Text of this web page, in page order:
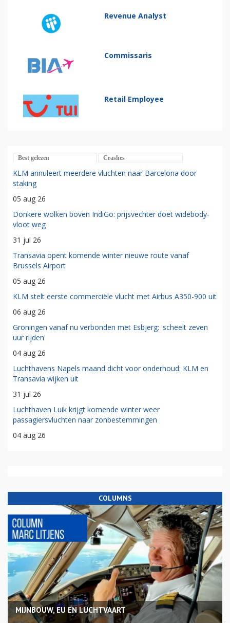
Revenue Analyst
Commissaris
Retail Employee
Best gelezen Crashes
KLM annuleert meerdere vluchten naar Barcelona door
staking
05 aug 26
Donkere wolken boven IndiGo: prijsvechter doet widebody-
vloot weg
31 jul 26
Transavia opent komende winter nieuwe route vanaf
Brussels Airport
05 aug 26
KLM stelt eerste commerciële vlucht met Airbus A350-900 uit
06 aug 26
Groningen vanaf nu verbonden met Esbjerg: 'scheelt zeven
uur rijden'
04 aug 26
Luchthavens Napels maand dicht voor onderhoud: KLM en
Transavia wijken uit
31 jul 26
Luchthaven Luik krijgt komende winter weer
passagiersvluchten naar zonbestemmingen
04 aug 26
COLUMNS
MIJNBOUW, EU EN LUCHTVAART